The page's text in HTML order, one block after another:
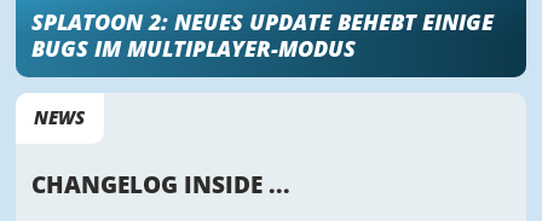
SPLATOON 2: NEUES UPDATE BEHEBT EINIGE
BUGS IM MULTIPLAYER-MODUS
NEWS
CHANGELOG INSIDE ...